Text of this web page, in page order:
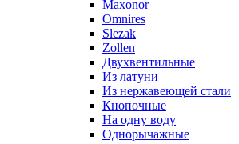
Maxonor
Omnires
Slezak
Zollen
Двухвентильные
Из латуни
Из нержавеющей стали
Кнопочные
На одну воду
Однорычажные